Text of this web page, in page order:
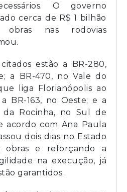
O governo
cerca de R$ 1 bilhão
nas rodovias
estão a BR-280,
a BR-470, no Vale do
liga Florianópolis ao
BR-163, no Oeste; e a
da Rocinha, no Sul de
acordo com Ana Paula
dois dias no Estado
obras e reforçando a
na execução, já
garantidos.